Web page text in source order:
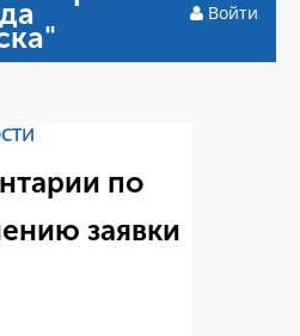
Войти
по
заявки